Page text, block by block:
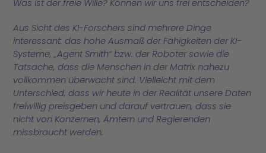
Was ist der freie Wille? Können wir uns frei entscheiden?
Aus Sicht des KI-Forschers sind mehrere Dinge
interessant: das hohe Ausmaß der Fähigkeiten der KI-
Systeme, „Agent Smith“ bzw. der Roboter sowie die
Tatsache, dass die Menschen in der Matrix nahezu
vollkommen überwacht sind. Vielleicht mit dem
Unterschied, dass wir heute in der Realität unsere Daten
freiwillig preisgeben und darauf vertrauen, dass sie
nicht von Konzernen, Ämtern und Regierenden
missbraucht werden.